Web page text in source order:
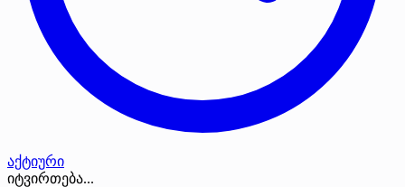
აქტიური
იტვირთება...